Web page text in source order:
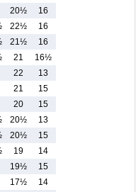
20½
16
22½
16
21½
16
21
16½
22
13
21
15
20
15
20½
13
20½
15
19
14
19½
15
17½
14